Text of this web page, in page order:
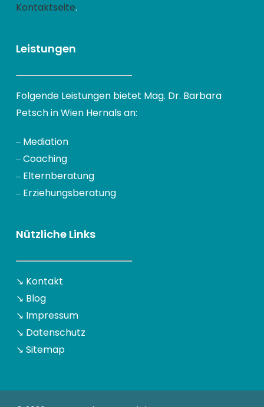
Kontaktseite.
Leistungen
Folgende Leistungen bietet Mag. Dr. Barbara
Petsch in Wien Hernals an:
‒ Mediation
‒Coaching
‒ Elternberatung
‒ Erziehungsberatung
Nützliche Links
↘ Kontakt
↘ Blog
↘ Impressum
↘ Datenschutz
↘ Sitemap